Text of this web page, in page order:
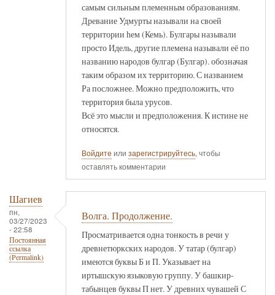
самым сильным племенным образованиям.
Древание Удмурты называли на своей
территории һем (Кемь). Булгары называли
просто Идель, другие племена называли её по
названию народов булгар (Булгар). обозначая
таким образом их территорию. С названием
Ра посложнее. Можно предположить, что
территория была урусов.
Всё это мысли и предположения. К истине не
относятся.
Войдите или зарегистрируйтесь, чтобы
оставлять комментарии
Шагиев
пн,
03/27/2023
- 22:58
Постоянная
ссылка
(Permalink)
Волга. Продолжение.
Просматривается одна тонкость в речи у
древнетюркских народов. У татар (булгар)
имеются буквы Б и П. Указывает на
иртышскую языковую группу. У башкир-
табынцев буквы П нет. У древних чувашей С